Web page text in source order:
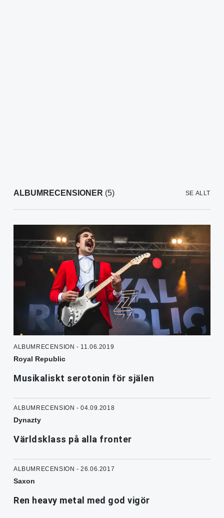
ALBUMRECENSIONER (5) SE ALLT
ALBUMRECENSION - 11.06.2019
Royal Republic
Musikaliskt serotonin för själen
ALBUMRECENSION - 04.09.2018
Dynazty
Världsklass på alla fronter
ALBUMRECENSION - 26.06.2017
Saxon
Ren heavy metal med god vigör